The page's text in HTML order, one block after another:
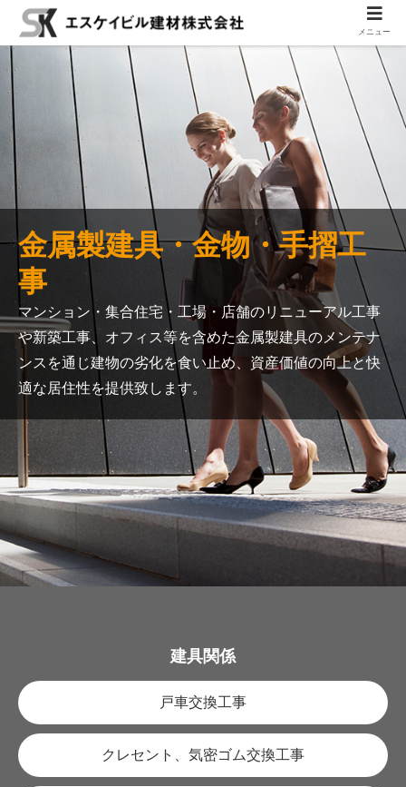
金属製建具・金物・手摺工
事
マンション・集合住宅・工場・店舗のリニューアル工事
や新築工事、 オフィス等を含めた金属製建具のメンテナ
ンスを通じ建物の劣化を食い止め、 資産価値の向上と快
適な居住性を提供致します。
建具関係
戸車交換工事
クレセント、気密ゴム交換工事
メニュー